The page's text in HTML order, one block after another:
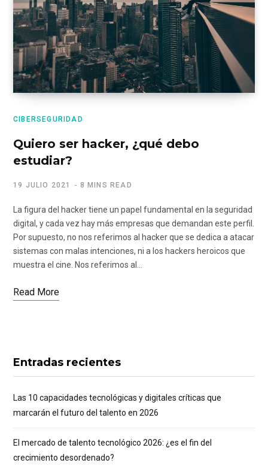
CIBERSEGURIDAD
Quiero ser hacker, ¿qué debo
estudiar?
19 JULIO 2021 8 MINS READ
La figura del hacker tiene un papel fundamental en la seguridad
digital, y cada vez hay más empresas que demandan este perfil.
Por supuesto, no nos referimos al hacker que se dedica a atacar
sistemas con malas intenciones, ni a los hackers heroicos que
muestra el cine. Nos referimos al…
Read More
Entradas recientes
Las 10 capacidades tecnológicas y digitales críticas que
marcarán el futuro del talento en 2026
El mercado de talento tecnológico 2026: ¿es el fin del
crecimiento desordenado?